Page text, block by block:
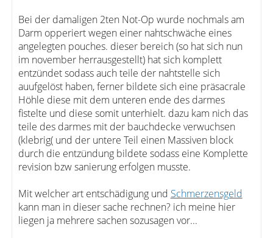
Bei der damaligen 2ten Not-Op wurde nochmals am
Darm opperiert wegen einer nahtschwäche eines
angelegten pouches. dieser bereich (so hat sich nun
im november herrausgestellt) hat sich komplett
entzündet sodass auch teile der nahtstelle sich
auufgelöst haben, ferner bildete sich eine präsacrale
Höhle diese mit dem unteren ende des darmes
fistelte und diese somit unterhielt. dazu kam nich das
teile des darmes mit der bauchdecke verwuchsen
(klebrig( und der untere Teil einen Massiven block
durch die entzündung bildete sodass eine Komplette
revision bzw sanierung erfolgen musste.
Mit welcher art entschädigung und Schmerzensgeld
kann man in dieser sache rechnen? ich meine hier
liegen ja mehrere sachen sozusagen vor...